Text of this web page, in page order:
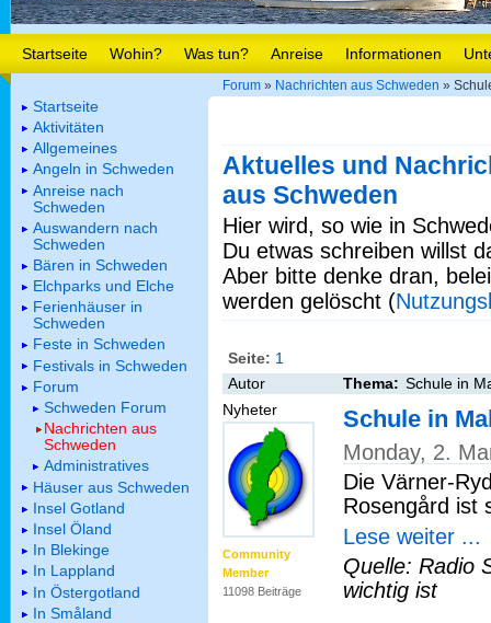
Startseite Wohin? Was tun? Anreise Informationen
Forum » Nachrichten aus Schweden »
Aktuelles und
aus Schweden
Hier wird, so wie in
Du etwas schreiben willst
Aber bitte denke dran,
werden gelöscht (
Seite: 1
Autor
Thema: Schule in
Nyheter
Community
Member
11098 Beiträge
Schule in
Monday, 2.
Die Värner-
Rosengård ist
Lese weiter ...
Quelle: Radio
wichtig ist
Startseite
Aktivitäten
Allgemeines
Angeln in Schweden
Anreise nach
Schweden
Auswandern nach
Schweden
Bären in Schweden
Elchparks und Elche
Ferienhäuser in
Schweden
Feste in Schweden
Festivals in Schweden
Forum
Schweden Forum
Nachrichten aus
Schweden
Administratives
Häuser aus Schweden
Insel Gotland
Insel Öland
In Blekinge
In Lappland
In Östergotland
In Småland